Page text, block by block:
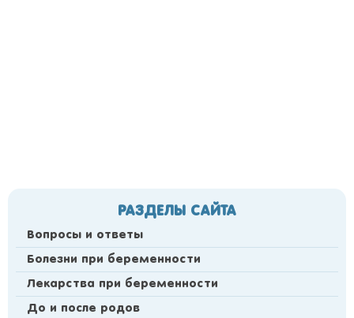
РАЗДЕЛЫ САЙТА
Вопросы и ответы
Болезни при беременности
Лекарства при беременности
До и после родов